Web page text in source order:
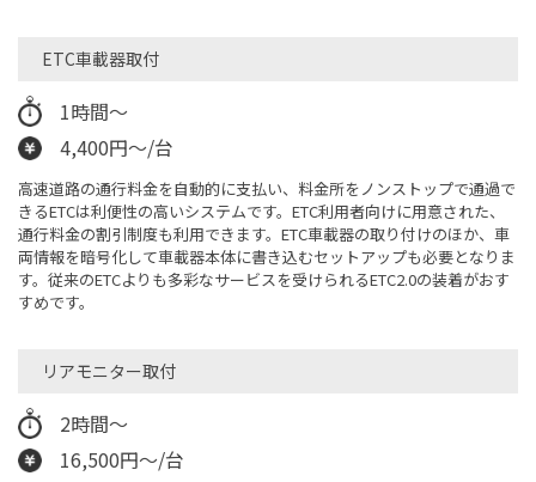
ETC車載器取付
1時間〜
4,400円〜/台
高速道路の通行料金を自動的に支払い、料金所をノンストップで通過で
きるETCは利便性の高いシステムです。ETC利用者向けに用意された、
通行料金の割引制度も利用できます。ETC車載器の取り付けのほか、車
両情報を暗号化して車載器本体に書き込むセットアップも必要となりま
す。従来のETCよりも多彩なサービスを受けられるETC2.0の装着がおす
すめです。
リアモニター取付
2時間〜
16,500円〜/台